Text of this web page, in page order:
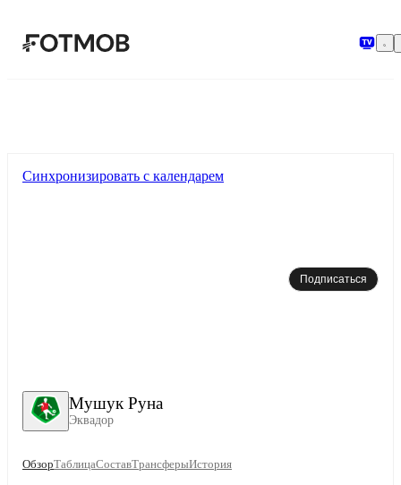
Мушук Руна
Эквадор
Синхронизировать с календарем
Подписаться
ОбзорТаблицаСоставТрансферыИстория